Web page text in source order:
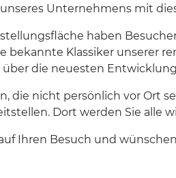
Unternehmens mit
haben
bekannte Klassiker unserer
über die neuesten
die nicht persönlich vor Ort
Dort werden Sie alle
Ihren Besuch und